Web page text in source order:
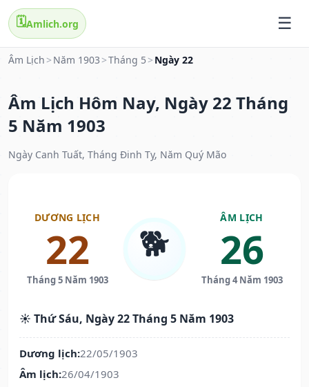
🗓️Amlich.org
Âm Lịch > Năm 1903 >Tháng 5 > Ngày 22
Âm Lịch Hôm Nay, Ngày 22 Tháng
5 Năm 1903
Ngày Canh Tuất, Tháng Đinh Tỵ, Năm Quý Mão
DƯƠNG LỊCH
22
Tháng 5 Năm 1903
🐕
ÂM LỊCH
26
Tháng 4 Năm 1903
☀️ Thứ Sáu, Ngày 22 Tháng 5 Năm 1903
Dương lịch:22/05/1903
Âm lịch:26/04/1903